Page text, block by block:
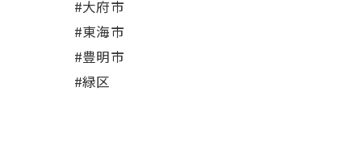
#大府市
#東海市
#豊明市
#緑区